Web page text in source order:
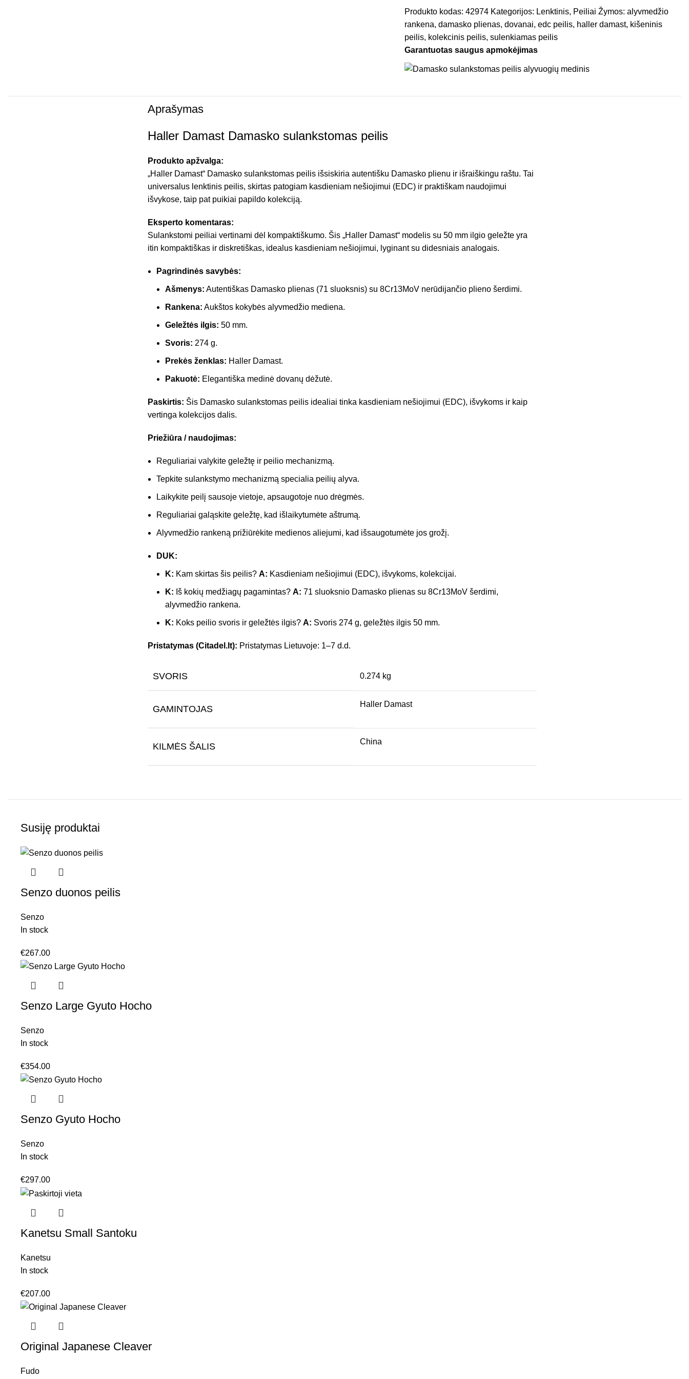
Produkto kodas: 42974 Kategorijos: Lenktinis, Peiliai Žymos: alyvmedžio
rankena, damasko plienas, dovanai, edc peilis, haller damast, kišeninis
peilis, kolekcinis peilis, sulenkiamas peilis
Garantuotas saugus apmokėjimas
Aprašymas
Haller Damast Damasko sulankstomas peilis
Produkto apžvalga:
„Haller Damast“ Damasko sulankstomas peilis išsiskiria autentišku Damasko plienu ir išraiškingu raštu. Tai
universalus lenktinis peilis, skirtas patogiam kasdieniam nešiojimui (EDC) ir praktiškam naudojimui
išvykose, taip pat puikiai papildo kolekciją.
Eksperto komentaras:
Sulankstomi peiliai vertinami dėl kompaktiškumo. Šis „Haller Damast“ modelis su 50 mm ilgio geležte yra
itin kompaktiškas ir diskretiškas, idealus kasdieniam nešiojimui, lyginant su didesniais analogais.
Pagrindinės savybės:
Ašmenys: Autentiškas Damasko plienas (71 sluoksnis) su 8Cr13MoV nerūdijančio plieno šerdimi.
Rankena: Aukštos kokybės alyvmedžio mediena.
Geležtės ilgis: 50 mm.
Svoris: 274 g.
Prekės ženklas: Haller Damast.
Pakuotė: Elegantiška medinė dovanų dėžutė.
Paskirtis: Šis Damasko sulankstomas peilis idealiai tinka kasdieniam nešiojimui (EDC), išvykoms ir kaip
vertinga kolekcijos dalis.
Priežiūra / naudojimas:
Reguliariai valykite geležtę ir peilio mechanizmą.
Tepkite sulankstymo mechanizmą specialia peilių alyva.
Laikykite peilį sausoje vietoje, apsaugotoje nuo drėgmės.
Reguliariai galąskite geležtę, kad išlaikytumėte aštrumą.
Alyvmedžio rankeną prižiūrėkite medienos aliejumi, kad išsaugotumėte jos grožį.
DUK:
K: Kam skirtas šis peilis? A: Kasdieniam nešiojimui (EDC), išvykoms, kolekcijai.
K: Iš kokių medžiagų pagamintas? A: 71 sluoksnio Damasko plienas su 8Cr13MoV šerdimi,
alyvmedžio rankena.
K: Koks peilio svoris ir geležtės ilgis? A: Svoris 274 g, geležtės ilgis 50 mm.
Pristatymas (Citadel.lt): Pristatymas Lietuvoje: 1–7 d.d.
SVORIS 0.274 kg
GAMINTOJAS Haller Damast
KILMĖS ŠALIS China
Susiję produktai
Senzo duonos peilis
Senzo
In stock
€267.00
Senzo Large Gyuto Hocho
Senzo
In stock
€354.00
Senzo Gyuto Hocho
Senzo
In stock
€297.00
Kanetsu Small Santoku
Kanetsu
In stock
€207.00
Original Japanese Cleaver
Fudo